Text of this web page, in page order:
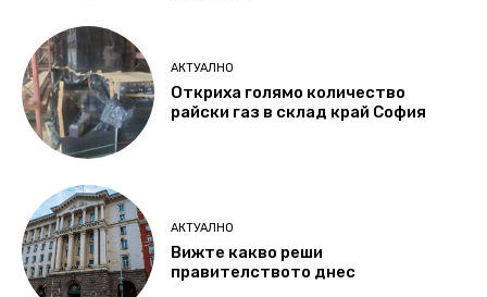
АКТУАЛНО
Откриха голямо количество
райски газ в склад край София
АКТУАЛНО
Вижте какво реши
правителството днес